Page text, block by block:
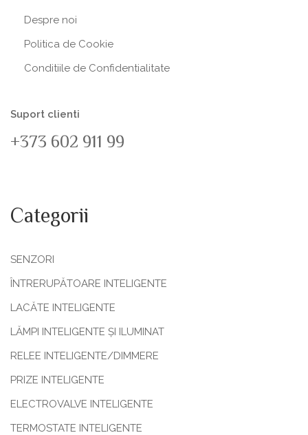
Despre noi
Politica de Сookie
Conditiile de Confidentialitate
Suport clienti
+373 602 911 99
Categorii
SENZORI
ÎNTRERUPĂTOARE INTELIGENTE
LACĂTE INTELIGENTE
LĂMPI INTELIGENTE ȘI ILUMINAT
RELEE INTELIGENTE/DIMMERE
PRIZE INTELIGENTE
ELECTROVALVE INTELIGENTE
TERMOSTATE INTELIGENTE